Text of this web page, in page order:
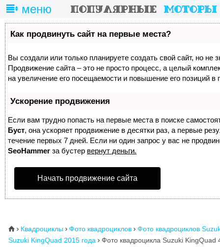
меню
Как продвинуть сайт на первые места?
Вы создали или только планируете создать свой сайт, но не
Продвижение сайта – это не просто процесс, а целый
на увеличение его посещаемости и повышение его позиций в
Ускорение продвижения
Если вам трудно попасть на первые места в поиске
Буст, она ускоряет продвижение в десятки раз, а первые
течение первых 7 дней. Если ни один запрос у вас не
SeoHammer за бустер вернут деньги.
Начать продвижение сайта
⌂  Квадроциклы  Фото квадроциклов  Фото квадроциклов
Suzuki KingQuad 2015 года  Фото квадроцикла Suzuki